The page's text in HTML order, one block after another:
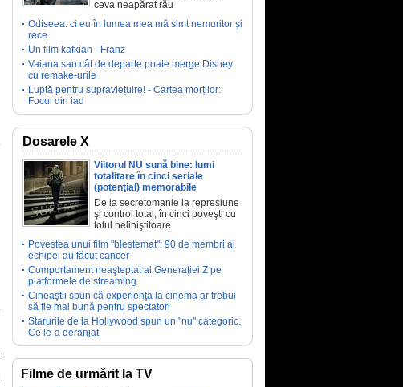
ceva neapărat rău
Odiseea: ci eu în lumea mea mă simt nemuritor şi
rece
Un film kafkian - Franz
Vaiana sau cât de departe poate merge Disney
cu remake-urile
Luptă pentru supraviețuire! - Cartea morților:
Focul din iad
Dosarele X
Viitorul NU sună bine: lumi
totalitare în cinci seriale
(potenţial) memorabile
De la secretomanie la represiune
şi control total, în cinci poveşti cu
totul neliniştitoare
Povestea unui film "blestemat": 90 de membri ai
echipei au făcut cancer
Comportament neaşteptat al Generaţiei Z pe
platformele de streaming
Cineaştii spun că experienţa la cinema ar trebui
să fie mai bună pentru spectatori
Starurile de la Hollywood spun un "nu" categoric.
Ce le-a deranjat
Filme de urmărit la TV